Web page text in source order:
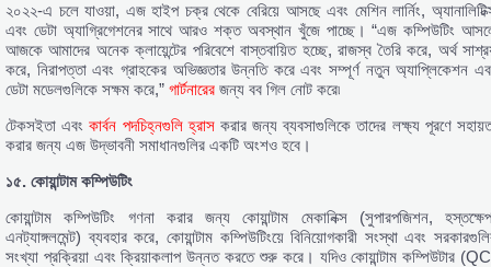
২০২২-এ চলে যাওয়া, এজ হাইপ চক্র থেকে বেরিয়ে আসছে এবং মেশিন লার্নিং,
এবং ডেটা অ্যাগ্রিগেশনের সাথে আরও শক্ত অবস্থান খুঁজে পাচ্ছে। “এজ কম্পিউটিং
আজকে আমাদের অনেক ক্লায়েন্টের পরিবেশে বাস্তবায়িত হচ্ছে, রাজস্ব তৈরি করে, অর্থ
করে, নিরাপত্তা এবং গ্রাহকের অভিজ্ঞতার উন্নতি করে এবং সম্পূর্ণ নতুন অ্যাপ্লিকেশন
ডেটা মডেলগুলিকে সক্ষম করে,” গার্টনারের জন্য বব গিল নোট করে৷
টেকসইতা এবংকার্বন পদচিহ্নগুলি হ্রাসকরার জন্য ব্যবসাগুলিকে তাদের লক্ষ্য পূরণে
করার জন্য এজ উদ্ভাবনী সমাধানগুলির একটি অংশও হবে।
১৫. কোয়ান্টামকম্পিউটিং
কোয়ান্টাম কম্পিউটিং গণনা করার জন্য কোয়ান্টাম মেকানিক্স (সুপারপজিশন,
এনট্যাঙ্গলমেন্ট) ব্যবহার করে, কোয়ান্টাম কম্পিউটিংয়ে বিনিয়োগকারী সংস্থা এবং
সংখ্যা প্রক্রিয়া এবং ক্রিয়াকলাপ উন্নত করতে শুরু করে। যদিও কোয়ান্টাম কম্পিউটার